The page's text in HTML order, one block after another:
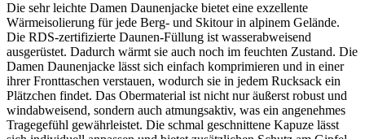
Die sehr leichte Damen Daunenjacke bietet eine exzellente
Wärmeisolierung für jede Berg- und Skitour in alpinem Gelände.
Die RDS-zertifizierte Daunen-Füllung ist wasserabweisend
ausgerüstet. Dadurch wärmt sie auch noch im feuchten Zustand. Die
Damen Daunenjacke lässt sich einfach komprimieren und in einer
ihrer Fronttaschen verstauen, wodurch sie in jedem Rucksack ein
Plätzchen findet. Das Obermaterial ist nicht nur äußerst robust und
windabweisend, sondern auch atmungsaktiv, was ein angenehmes
Tragegefühl gewährleistet. Die schmal geschnittene Kapuze lässt